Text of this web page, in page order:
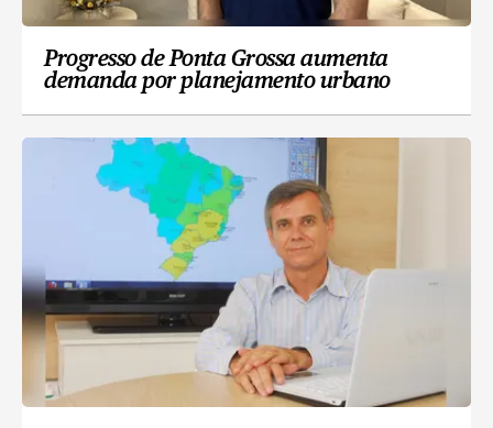
Progresso de Ponta Grossa aumenta
demanda por planejamento urbano